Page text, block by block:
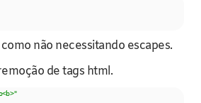
não necessitando escapes.
de tags html.